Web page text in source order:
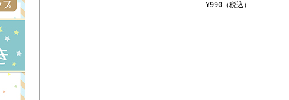
¥990（税込）